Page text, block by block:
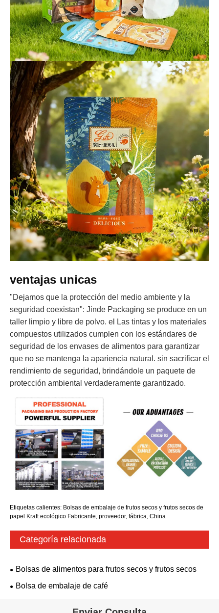
ventajas unicas
"Dejamos que la protección del medio ambiente y la
seguridad coexistan": Jinde Packaging se produce en un
taller limpio y libre de polvo. el Las tintas y los materiales
compuestos utilizados cumplen con los estándares de
seguridad de los envases de alimentos para garantizar
que no se mantenga la apariencia natural. sin sacrificar el
rendimiento de seguridad, brindándole un paquete de
protección ambiental verdaderamente garantizado.
Etiquetas calientes: Bolsas de embalaje de frutos secos y frutos secos de
papel Kraft ecológico Fabricante, proveedor, fábrica, China
Categoría relacionada
Bolsas de alimentos para frutos secos y frutos secos
Bolsa de embalaje de café